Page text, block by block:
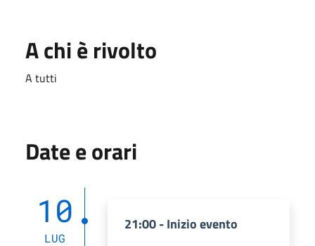
A chi è rivolto
A tutti
Date e orari
10
LUG
21:00 - Inizio evento